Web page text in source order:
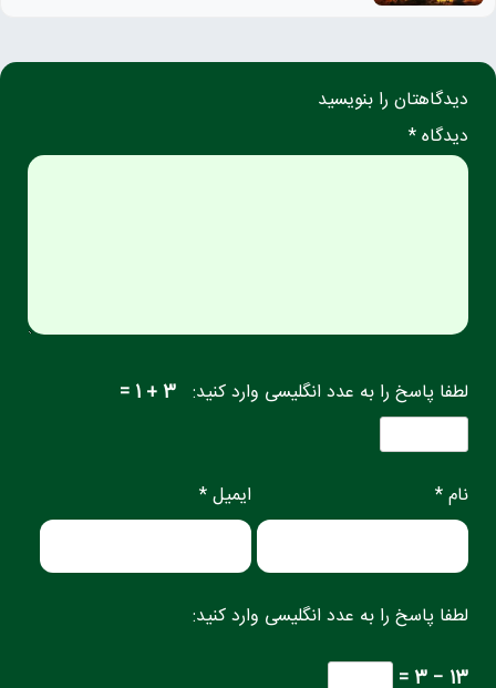
دیدگاهتان را بنویسید
دیدگاه *
لطفا پاسخ را به عدد انگلیسی وارد کنید: 3 + 1 =
نام * ایمیل *
لطفا پاسخ را به عدد انگلیسی وارد کنید:
13 − 3 =